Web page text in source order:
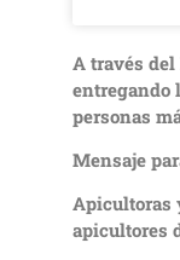
A través del
entregando
personas
Mensaje
Apicultoras
apicultores